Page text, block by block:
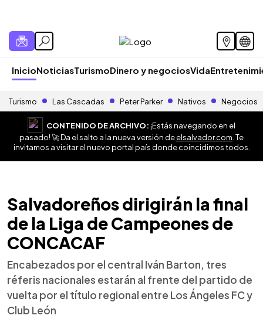
InicioNoticiasTurismoDinero y negociosVida
Turismo Las Cascadas Peter Parker Nativos Negocios
CONTENIDO DE ARCHIVO:¡Estás navegando en el
pasado! 🚀 Da el salto a la nueva versión deelsalvador.com . Te
invitamos a visitar el nuevo portal país donde coincidimos todos.
Salvadoreños dirigirán la final
de la Liga de Campeones de
CONCACAF
Encabezados por el central Iván Barton, tres
réferis nacionales estarán al frente del partido de
vuelta por el título regional entre Los Ángeles FC y
Club León